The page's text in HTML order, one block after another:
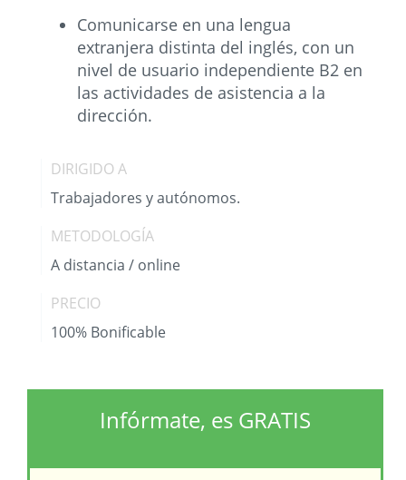
Comunicarse en una lengua
extranjera distinta del inglés, con un
nivel de usuario independiente B2 en
las actividades de asistencia a la
dirección.
DIRIGIDO A
Trabajadores y autónomos.
METODOLOGÍA
A distancia / online
PRECIO
100% Bonificable
Infórmate, es GRATIS